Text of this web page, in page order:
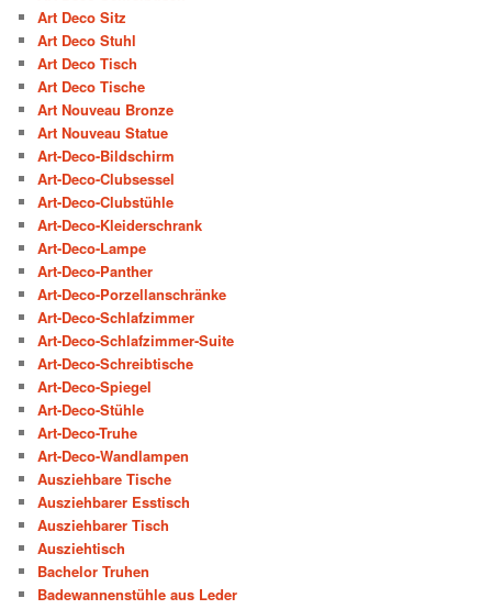
Art Deco Sitz
Art Deco Stuhl
Art Deco Tisch
Art Deco Tische
Art Nouveau Bronze
Art Nouveau Statue
Art-Deco-Bildschirm
Art-Deco-Clubsessel
Art-Deco-Clubstühle
Art-Deco-Kleiderschrank
Art-Deco-Lampe
Art-Deco-Panther
Art-Deco-Porzellanschränke
Art-Deco-Schlafzimmer
Art-Deco-Schlafzimmer-Suite
Art-Deco-Schreibtische
Art-Deco-Spiegel
Art-Deco-Stühle
Art-Deco-Truhe
Art-Deco-Wandlampen
Ausziehbare Tische
Ausziehbarer Esstisch
Ausziehbarer Tisch
Ausziehtisch
Bachelor Truhen
Badewannenstühle aus Leder